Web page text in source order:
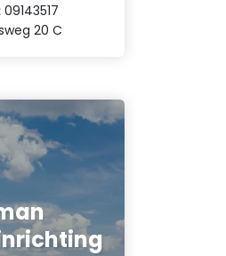
09143517
20 C